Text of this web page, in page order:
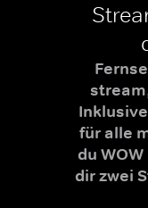
für alle
du
dir zwei